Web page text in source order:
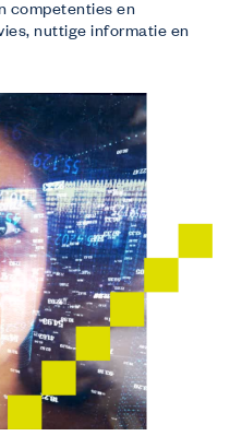
vanuit Co-
subsidiëren.
diversiteit …
competenties en
nuttige informatie en